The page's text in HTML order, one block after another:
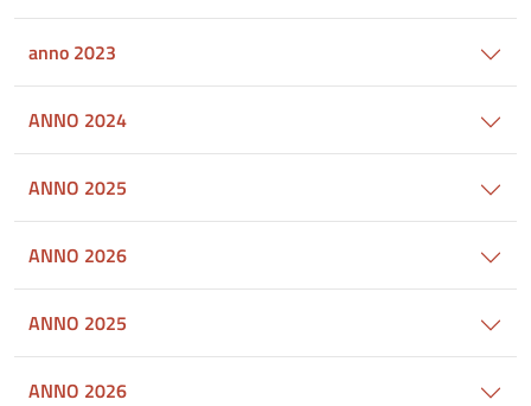
anno 2023
ANNO 2024
ANNO 2025
ANNO 2026
ANNO 2025
ANNO 2026